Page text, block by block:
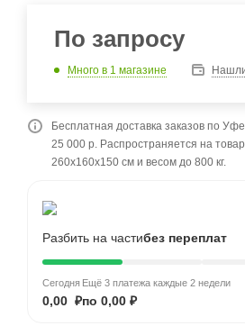
По запросу
Много в 1 магазине
Бесплатная доставка заказов по
25 000 р. Распространяется на
260x160x150 см и весом до 800 кг.
Разбить на частибез переплат
Сегодня
0,00 ₽
Ещё 3 платежа каждые 2 недели
по 0,00 ₽